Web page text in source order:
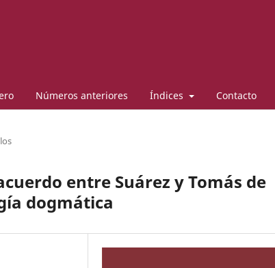
Números anteriores Índices Contacto
entre Suárez y Tomás de
dogmática